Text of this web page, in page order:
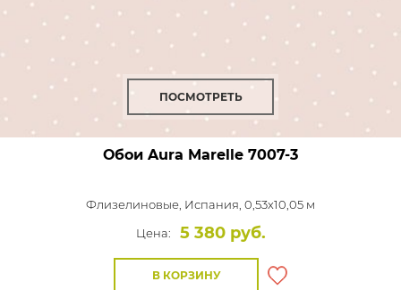
ПОСМОТРЕТЬ
Обои Aura Marelle 7007-3
Флизелиновые, Испания, 0,53x10,05 м
Цена:
5 380 руб.
В КОРЗИНУ